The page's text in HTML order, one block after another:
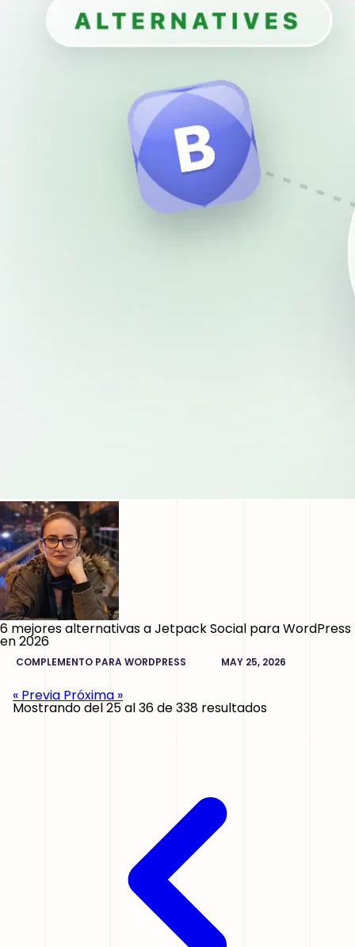
6 mejores alternativas a Jetpack Social para WordPress
en 2026
COMPLEMENTO PARA WORDPRESS MAY 25, 2026
« Previa Próxima »
Mostrando del25al36de338 resultados